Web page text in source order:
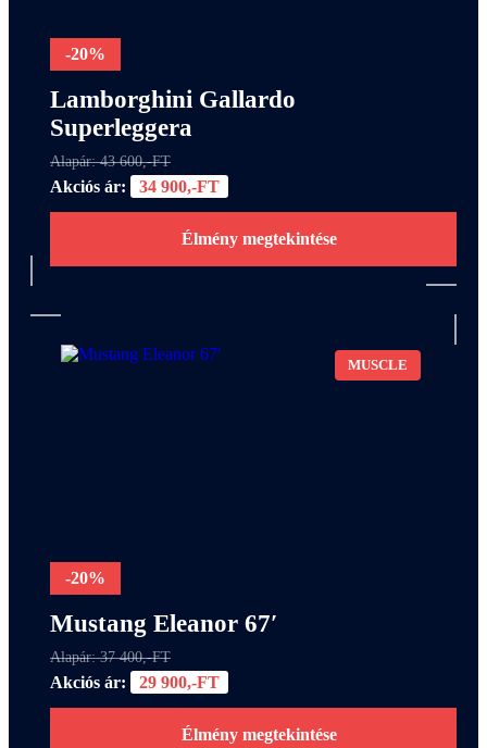
-20%
Lamborghini Gallardo
Superleggera
Alapár: 43 600,-FT
Akciós ár: 34 900,-FT
Élmény megtekintése
MUSCLE
-20%
Mustang Eleanor 67′
Alapár: 37 400,-FT
Akciós ár: 29 900,-FT
Élmény megtekintése